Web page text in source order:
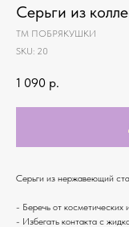
Серьги из
ТМ ПОБРЯКУШКИ
SKU: 20
1 090 р.
Серьги из нержавеющий
- Беречь от
- Избегать контакта с